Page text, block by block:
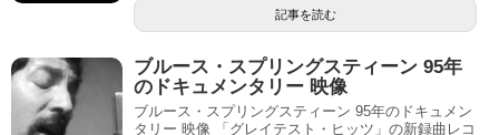
記事を読む
ブルース・スプリングスティーン 95年
のドキュメンタリー 映像
ブルース・スプリングスティーン 95年のドキュメン
タリー 映像 「グレイテスト・ヒッツ」の新録曲レコ